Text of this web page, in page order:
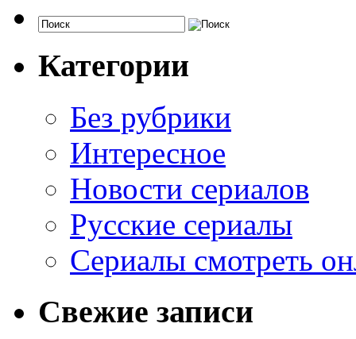
Категории
Без рубрики
Интересное
Новости сериалов
Русские сериалы
Сериалы смотреть
Свежие записи